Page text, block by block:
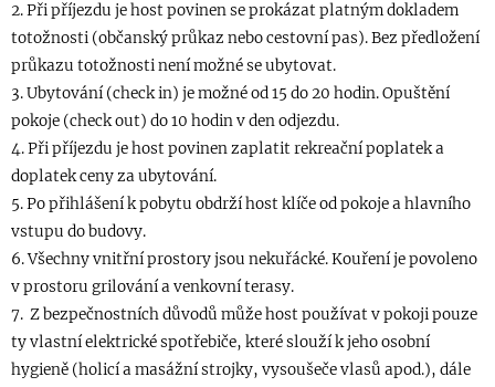
2. Při příjezdu je host povinen se prokázat platným dokladem
totožnosti (občanský průkaz nebo cestovní pas). Bez předložení
průkazu totožnosti není možné se ubytovat.
3. Ubytování (check in) je možné od 15 do 20 hodin. Opuštění
pokoje (check out) do 10 hodin v den odjezdu.
4. Při příjezdu je host povinen zaplatit rekreační poplatek a
doplatek ceny za ubytování.
5. Po přihlášení k pobytu obdrží host klíče od pokoje a hlavního
vstupu do budovy.
6. Všechny vnitřní prostory jsou nekuřácké. Kouření je povoleno
v prostoru grilování a venkovní terasy.
7. Z bezpečnostních důvodů může host používat v pokoji pouze
ty vlastní elektrické spotřebiče, které slouží k jeho osobní
hygieně (holicí a masážní strojky, vysoušeče vlasů apod.), dále